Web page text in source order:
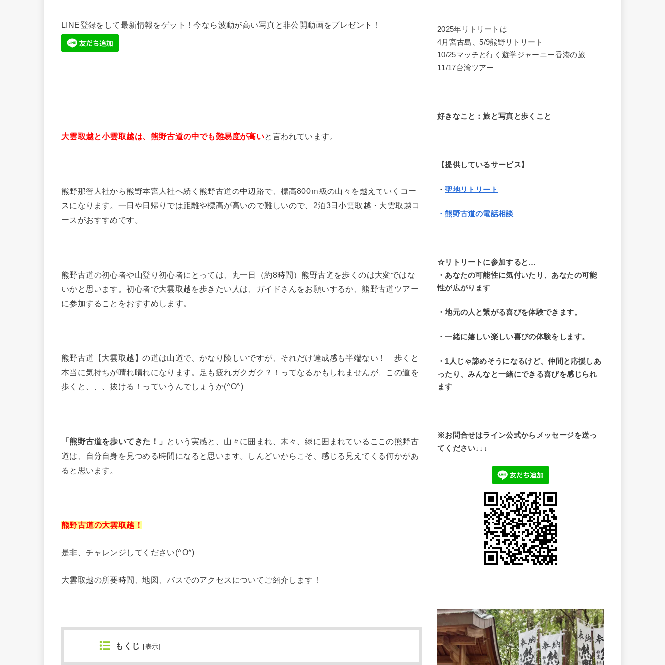
LINE登録をして最新情報をゲット！今なら波動が高い写真と非公開動画をプレゼント！
大雲取越と小雲取越は、熊野古道の中でも難易度が高いと言われています。
熊野那智大社から熊野本宮大社へ続く熊野古道の中辺路で、標高800ｍ級の山々を越えていくコー
スになります。一日や日帰りでは距離や標高が高いので難しいので、2泊3日小雲取越・大雲取越コ
ースがおすすめです。
熊野古道の初心者や山登り初心者にとっては、丸一日（約8時間）熊野古道を歩くのは大変ではな
いかと思います。初心者で大雲取越を歩きたい人は、ガイドさんをお願いするか、熊野古道ツアー
に参加することをおすすめします。
熊野古道【大雲取越】の道は山道で、かなり険しいですが、それだけ達成感も半端ない！ 歩くと
本当に気持ちが晴れ晴れになります。足も疲れガクガク？！ってなるかもしれませんが、この道を
歩くと、、、抜ける！っていうんでしょうか(^O^)
「熊野古道を歩いてきた！」 という実感と、山々に囲まれ、木々、緑に囲まれているここの熊野古
道は、自分自身を見つめる時間になると思います。しんどいからこそ、感じる見えてくる何かがあ
ると思います。
熊野古道の大雲取越！
是非、チャレンジしてください(^O^)
大雲取越の所要時間、地図、バスでのアクセスについてご紹介します！
もくじ 表示
2025年リトリートは
4月宮古島、5/9熊野リトリート
10/25マッチと行く遊学ジャーニー香港の旅
11/17台湾ツアー
好きなこと：旅と写真と歩くこと
【提供しているサービス】
・聖地リトリート
・熊野古道の電話相談
☆リトリートに参加すると…
・ あなたの可能性に気付いたり、あなたの可能
性が広がります
・地元の人と繋がる喜びを体験できます。
・一緒に嬉しい楽しい喜びの体験をします。
・1人じゃ諦めそうになるけど、仲間と応援しあ
ったり、みんなと一緒にできる喜びを感じられ
ます
※お問合せはライン公式からメッセージを送っ
てください↓↓↓